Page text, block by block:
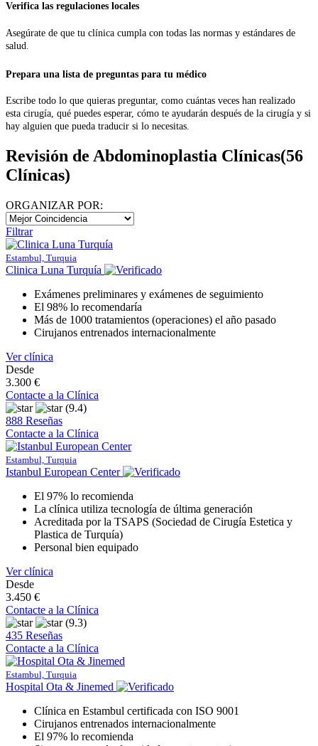
Verifica las regulaciones locales
Asegúrate de que tu clínica cumpla con todas las normas y estándares de
salud.
Prepara una lista de preguntas para tu médico
Escribe todo lo que quieras preguntar, como cuántas veces han realizado
esta cirugía, qué puedes esperar, cómo te ayudarán después de la cirugía y si
hay alguien que pueda traducir si lo necesitas.
Revisión de Abdominoplastia Clínicas(56
Clínicas)
ORGANIZAR POR:
Filtrar
Estambul, Turquia
Clinica Luna Turquía
Exámenes preliminares y exámenes de seguimiento
El 98% lo recomendaría
Más de 1000 tratamientos (operaciones) el año pasado
Cirujanos entrenados internacionalmente
Ver clínica
Desde
3.300 €
Contacte a la Clínica
(9.4)
888 Reseñas
Contacte a la Clínica
Estambul, Turquia
Istanbul European Center
El 97% lo recomienda
La clínica utiliza tecnología de última generación
Acreditada por la TSAPS (Sociedad de Cirugía Estetica y
Plastica de Turquía)
Personal bien equipado
Ver clínica
Desde
3.450 €
Contacte a la Clínica
(9.3)
435 Reseñas
Contacte a la Clínica
Estambul, Turquia
Hospital Ota & Jinemed
Clínica en Estambul certificada con ISO 9001
Cirujanos entrenados internacionalmente
El 97% lo recomienda